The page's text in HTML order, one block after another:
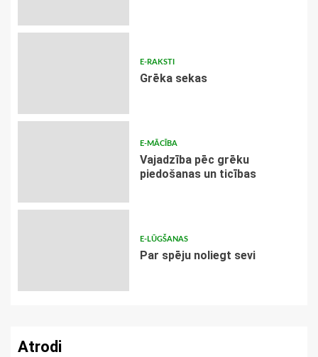
E-RAKSTI
Grēka sekas
E-MĀCĪBA
Vajadzība pēc grēku
piedošanas un ticības
E-LŪGŠANAS
Par spēju noliegt sevi
Atrodi